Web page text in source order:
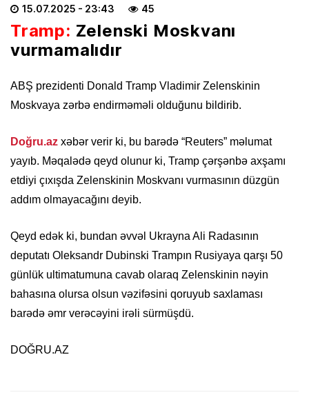
15.07.2025 - 23:43 45
Tramp: Zelenski Moskvanı
vurmamalıdır
ABŞ prezidenti Donald Tramp Vladimir Zelenskinin
Moskvaya zərbə endirməməli olduğunu bildirib.
Doğru.az xəbər verir ki, bu barədə “Reuters” məlumat
yayıb. Məqalədə qeyd olunur ki, Tramp çərşənbə axşamı
etdiyi çıxışda Zelenskinin Moskvanı vurmasının düzgün
addım olmayacağını deyib.
Qeyd edək ki, bundan əvvəl Ukrayna Ali Radasının
deputatı Oleksandr Dubinski Trampın Rusiyaya qarşı 50
günlük ultimatumuna cavab olaraq Zelenskinin nəyin
bahasına olursa olsun vəzifəsini qoruyub saxlaması
barədə əmr verəcəyini irəli sürmüşdü.
DOĞRU.AZ